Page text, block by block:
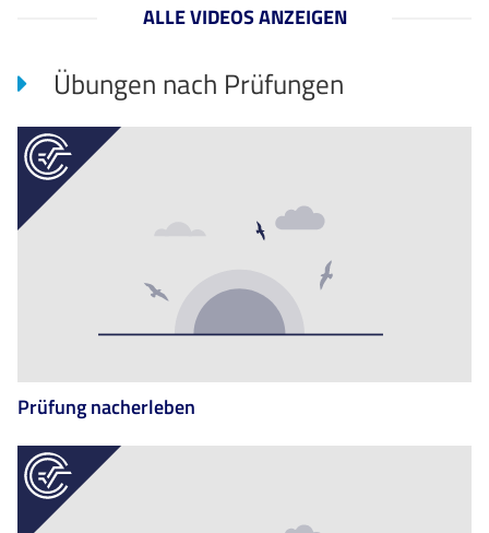
ALLE VIDEOS ANZEIGEN
Übungen nach Prüfungen
Prüfung nacherleben